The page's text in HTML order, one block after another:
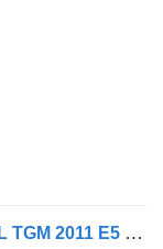
Potrubí MAN Kolektor ssący MAN TGL TGM 2011 E5 250/290 KM pro tahače